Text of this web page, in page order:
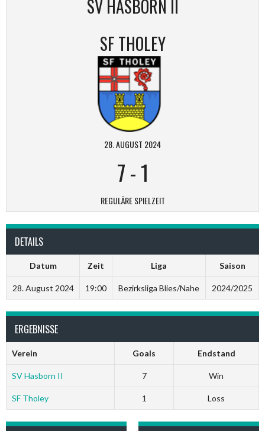
SV HASBORN II
SF THOLEY
28. AUGUST 2024
7-1
REGULÄRE SPIELZEIT
DETAILS
Datum Zeit Liga Saison
28. August 2024 19:00 Bezirksliga Blies/Nahe 2024/2025
ERGEBNISSE
Verein Goals Endstand
SV Hasborn II 7 Win
SF Tholey 1 Loss